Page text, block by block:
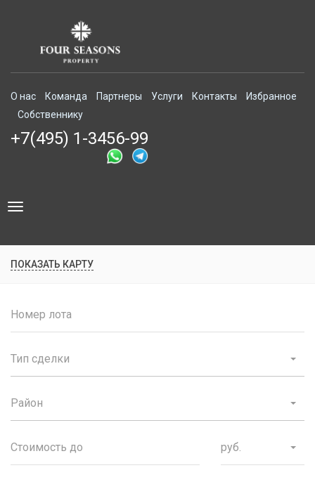
О нас Команда Партнеры Услуги Контакты
Избранное
Собственнику
+7(495) 1-3456-99
Toggle
ПОКАЗАТЬ КАРТУ
Тип сделки
Район
руб.